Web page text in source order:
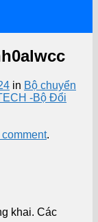
in Bộ chuyển
-Bộ Đổi
comment.
khai. Các